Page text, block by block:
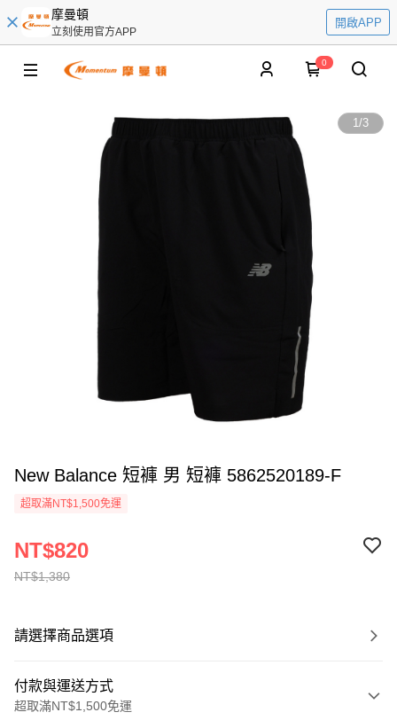
摩曼頓
立刻使用官方APP
開啟APP
0
1/3
New Balance 短褲 男 短褲 5862520189-F
超取滿NT$1,500免運
NT$1,380
NT$820
請選擇商品選項
付款與運送方式
超取滿NT$1,500免運